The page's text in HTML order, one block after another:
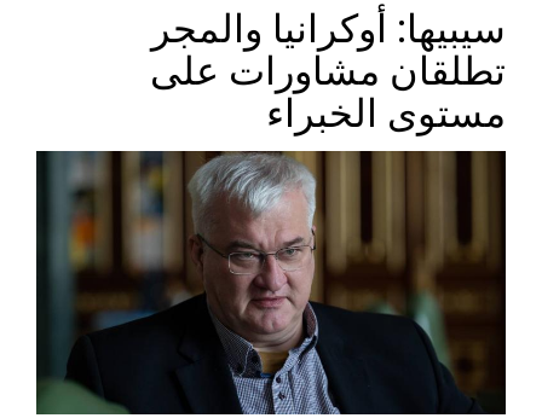
سيبيها: أوكرانيا والمجر
تطلقان مشاورات على
مستوى الخبراء